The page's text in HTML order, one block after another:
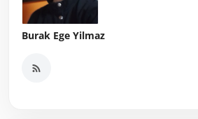
Burak Ege Yilmaz